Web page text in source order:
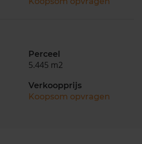
Perceel
5.445 m2
Verkoopprijs
Koopsom opvragen